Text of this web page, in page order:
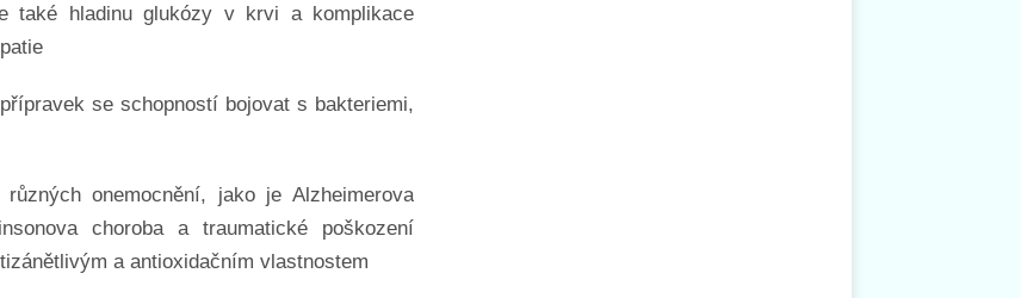
také hladinu glukózy v krvi a komplikace
se schopností bojovat s bakteriemi,
onemocnění, jako je Alzheimerova
choroba a traumatické poškození
a antioxidačním vlastnostem